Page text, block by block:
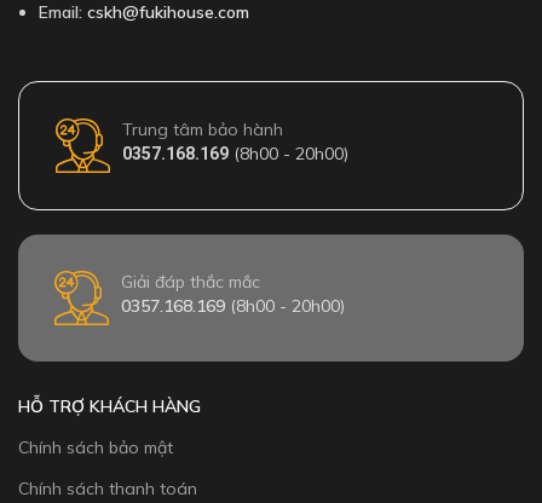
Email: cskh@fukihouse.com
Trung tâm bảo hành
0357.168.169 (8h00 - 20h00)
Giải đáp thắc mắc
0357.168.169 (8h00 - 20h00)
HỖ TRỢ KHÁCH HÀNG
Chính sách bảo mật
Chính sách thanh toán